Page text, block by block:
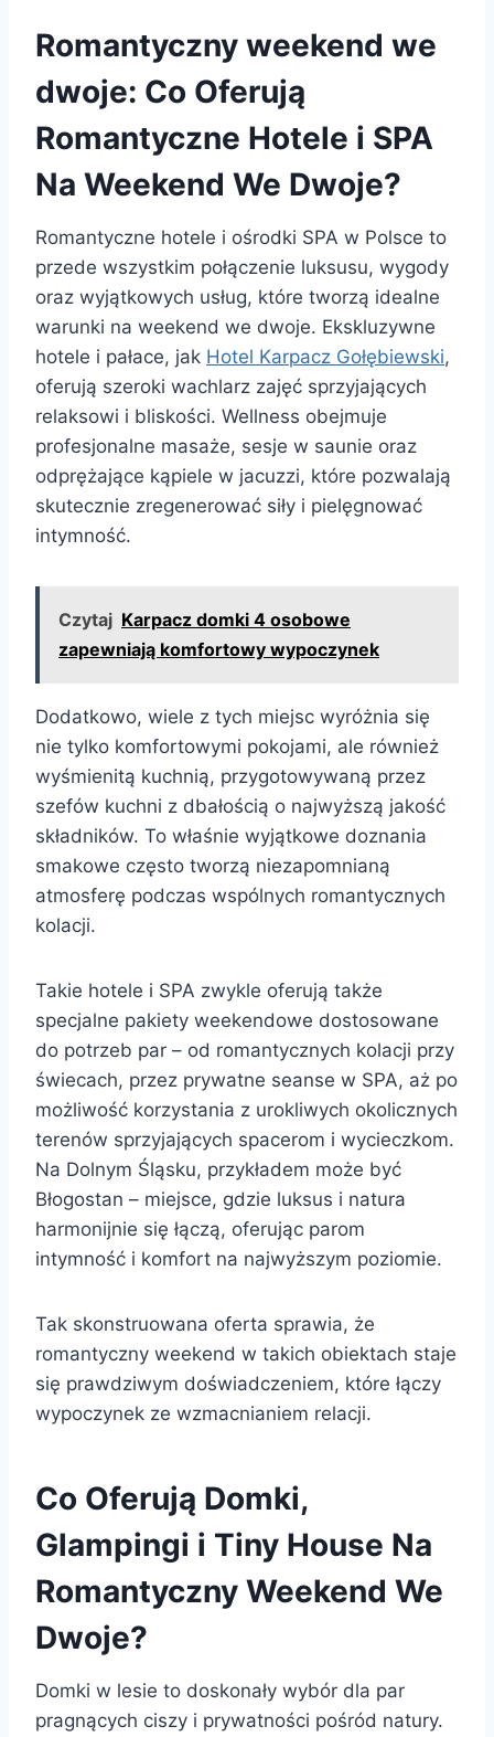
Romantyczny weekend we
dwoje: Co Oferują
Romantyczne Hotele i SPA
Na Weekend We Dwoje?
Romantyczne hotele i ośrodki SPA w Polsce to
przede wszystkim połączenie luksusu, wygody
oraz wyjątkowych usług, które tworzą idealne
warunki na weekend we dwoje. Ekskluzywne
hotele i pałace, jak Hotel Karpacz Gołębiewski,
oferują szeroki wachlarz zajęć sprzyjających
relaksowi i bliskości. Wellness obejmuje
profesjonalne masaże, sesje w saunie oraz
odprężające kąpiele w jacuzzi, które pozwalają
skutecznie zregenerować siły i pielęgnować
intymność.
Czytaj Karpacz domki 4 osobowe
zapewniają komfortowy wypoczynek
Dodatkowo, wiele z tych miejsc wyróżnia się
nie tylko komfortowymi pokojami, ale również
wyśmienitą kuchnią, przygotowywaną przez
szefów kuchni z dbałością o najwyższą jakość
składników. To właśnie wyjątkowe doznania
smakowe często tworzą niezapomnianą
atmosferę podczas wspólnych romantycznych
kolacji.
Takie hotele i SPA zwykle oferują także
specjalne pakiety weekendowe dostosowane
do potrzeb par – od romantycznych kolacji przy
świecach, przez prywatne seanse w SPA, aż po
możliwość korzystania z urokliwych okolicznych
terenów sprzyjających spacerom i wycieczkom.
Na Dolnym Śląsku, przykładem może być
Błogostan – miejsce, gdzie luksus i natura
harmonijnie się łączą, oferując parom
intymność i komfort na najwyższym poziomie.
Tak skonstruowana oferta sprawia, że
romantyczny weekend w takich obiektach staje
się prawdziwym doświadczeniem, które łączy
wypoczynek ze wzmacnianiem relacji.
Co Oferują Domki,
Glampingi i Tiny House Na
Romantyczny Weekend We
Dwoje?
Domki w lesie to doskonały wybór dla par
pragnących ciszy i prywatności pośród natury.